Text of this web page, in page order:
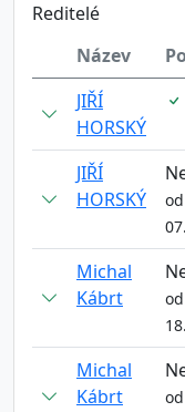
Reditelé
Název
JIŘÍ
HORSKÝ
JIŘÍ
HORSKÝ
od
Michal
Kábrt
od
Michal
Kábrt
od